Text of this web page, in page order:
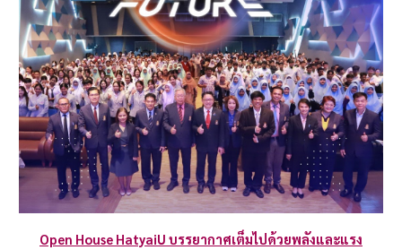
Open House HatyaiU บรรยากาศเต็มไปด้วยพลังและแรง